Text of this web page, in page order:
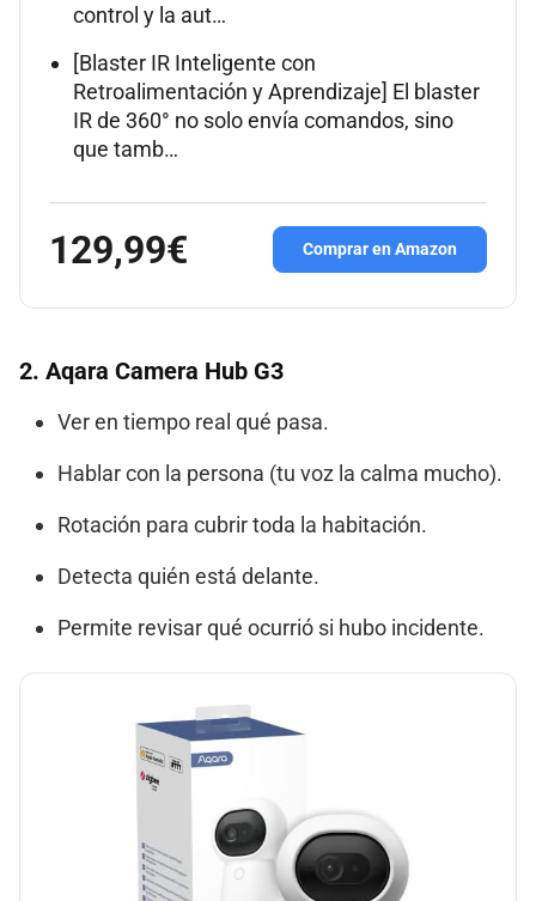
control y la aut…
[Blaster IR Inteligente con
Retroalimentación y Aprendizaje] El blaster
IR de 360° no solo envía comandos, sino
que tamb…
129,99€ Comprar en Amazon
2. Aqara Camera Hub G3
Ver en tiempo real qué pasa.
Hablar con la persona (tu voz la calma mucho).
Rotación para cubrir toda la habitación.
Detecta quién está delante.
Permite revisar qué ocurrió si hubo incidente.